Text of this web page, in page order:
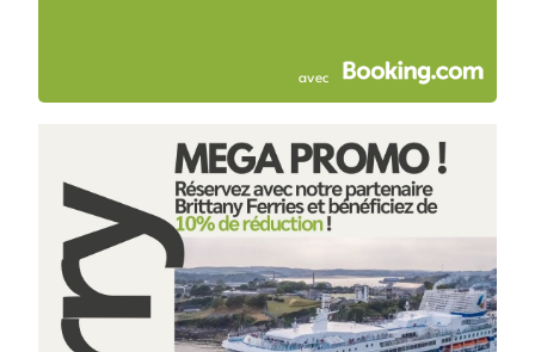
avec